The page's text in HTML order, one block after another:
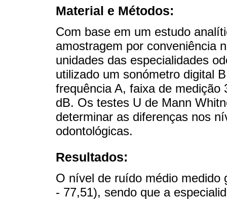
Material e Métodos:
Com base em um estudo
amostragem por conveniência
unidades das especialidades
utilizado um sonómetro digital
frequência A, faixa de
dB. Os testes U de Mann
determinar as diferenças nos
odontológicas.
Resultados:
O nível de ruído médio medido
- 77,51), sendo que a